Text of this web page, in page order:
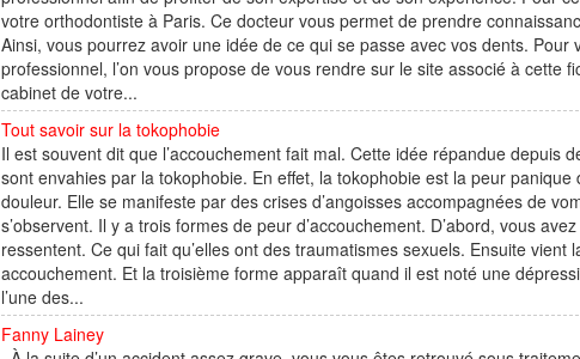
votre orthodontiste à Paris. Ce docteur vous permet de prendre
Ainsi, vous pourrez avoir une idée de ce qui se passe avec vos dents.
professionnel, l’on vous propose de vous rendre sur le site associé à cette
cabinet de votre...
Tout savoir sur la tokophobie
Il est souvent dit que l’accouchement fait mal. Cette idée répandue depuis
sont envahies par la tokophobie. En effet, la tokophobie est la peur panique
douleur. Elle se manifeste par des crises d’angoisses accompagnées de
s’observent. Il y a trois formes de peur d’accouchement. D’abord, vous
ressentent. Ce qui fait qu’elles ont des traumatismes sexuels. Ensuite
accouchement. Et la troisième forme apparaît quand il est noté une
l’une des...
Fanny Lainey